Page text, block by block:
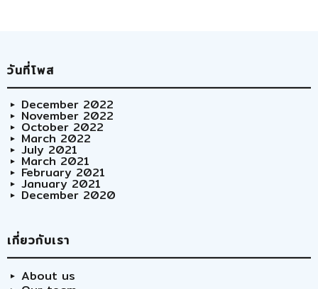
วันที่โพส
December 2022
November 2022
October 2022
March 2022
July 2021
March 2021
February 2021
January 2021
December 2020
เกี่ยวกับเรา
About us